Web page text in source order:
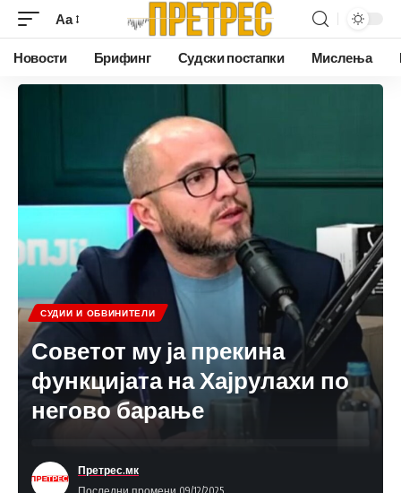
Аа
Новости Брифинг Судски постапки Мислења
СУДИИ И ОБВИНИТЕЛИ
Советот му ја прекина
функцијата на Хајрулахи по
негово барање
Претрес.мк